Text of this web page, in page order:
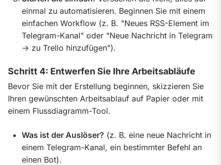
einmal zu automatisieren. Beginnen Sie mit einem
einfachen Workflow (z. B. "Neues RSS-Element im
Telegram-Kanal" oder "Neue Nachricht in Telegram
-> zu Trello hinzufügen").
Schritt 4: Entwerfen Sie Ihre Arbeitsabläufe
Bevor Sie mit der Erstellung beginnen, skizzieren Sie
Ihren gewünschten Arbeitsablauf auf Papier oder mit
einem Flussdiagramm-Tool.
Was ist der Auslöser? (z. B. eine neue Nachricht in
einem Telegram-Kanal, ein bestimmter Befehl an
einen Bot).